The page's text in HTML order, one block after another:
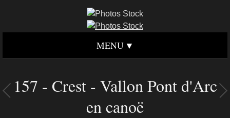
MENU
157 - Crest - Vallon Pont d'Arc
en canoë